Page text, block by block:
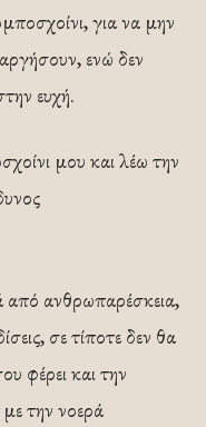
για να μην
ενώ δεν
ευχή.
μου και λέω την
από ανθρωπαρέσκεια,
σε τίποτε δεν θα
φέρει και την
την νοερά